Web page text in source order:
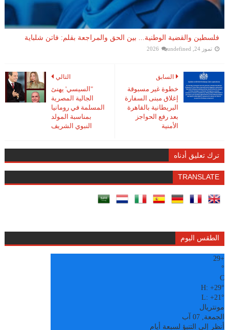
فلسطين والقضية الوطنية... بين الحق والمراجعة بقلم: فاتن شلباية
تموز 24, 2026 undefined
التالي
"السيسي' يهنئ
الجالية المصرية
المسلمة في رومانيا
بمناسبة المولد
النبوي الشريف
السابق
خطوة غير مسبوقة
إغلاق مبنى السفارة
البريطانية بالقاهرة
بعد رفع الحواجز
الأمنية
ترك تعليق أدناه
TRANSLATE
الطقس اليوم
+
29
°
C
H:+29°
L:+21°
مونتريال
الجمعة, 07 آب
أنظر إلى التنبؤ لسبعة أيام